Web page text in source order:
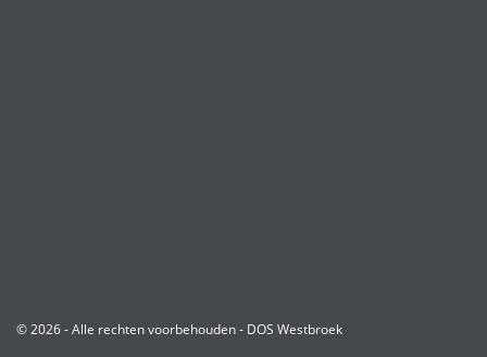
© 2026 - Alle rechten voorbehouden - DOS Westbroek